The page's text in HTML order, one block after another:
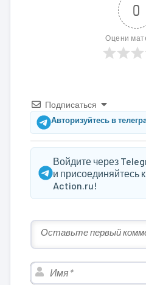
0
Оцени
Подписаться
Авторизуйтесь в
Войдите через
и присоединяйтесь
Action.ru!